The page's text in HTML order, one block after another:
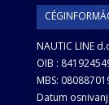
NAUTIC LINE
OIB :
MBS:
Datum